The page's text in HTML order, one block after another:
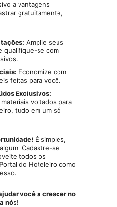
a vantagens
gratuitamente,
Amplie seus
qualifique-se com
Economize com
feitas para você.
Exclusivos:
voltados para
tudo em um só
É simples,
Cadastre-se
todos os
do Hoteleiro como
você a crescer no
nós!